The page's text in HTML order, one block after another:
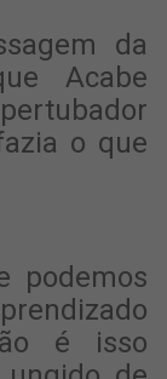
da
Acabe
o que
podemos
é isso